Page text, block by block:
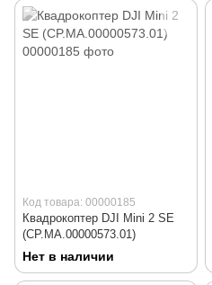
Код товара: 00000185
Квадрокоптер DJI Mini 2 SE
(CP.MA.00000573.01)
Нет в наличии